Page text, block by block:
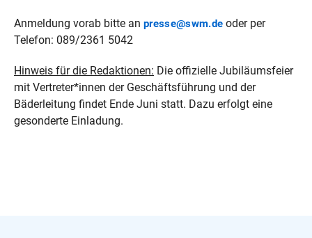
Anmeldung vorab bitte an presse@swm.de oder per
Telefon: 089/2361 5042
Hinweis für die Redaktionen: Die offizielle Jubiläumsfeier
mit Vertreter*innen der Geschäftsführung und der
Bäderleitung findet Ende Juni statt. Dazu erfolgt eine
gesonderte Einladung.